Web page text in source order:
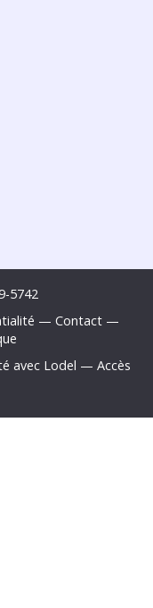
5742
— Contact —
avec Lodel — Accès